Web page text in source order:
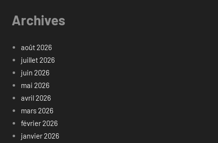
Archives
août 2026
juillet 2026
juin 2026
mai 2026
avril 2026
mars 2026
février 2026
janvier 2026